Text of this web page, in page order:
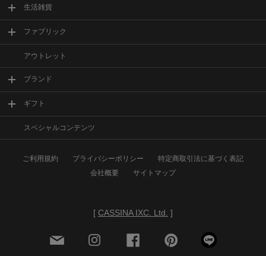
生活雑貨
ファブリック
アウトレット
ブランド
ギフト
スペシャルコンテンツ
ご利用規約 プライバシーポリシー
特定商取引法に基づく表記
会社概要
サイトマップ
[ CASSINA IXC. Ltd. ]